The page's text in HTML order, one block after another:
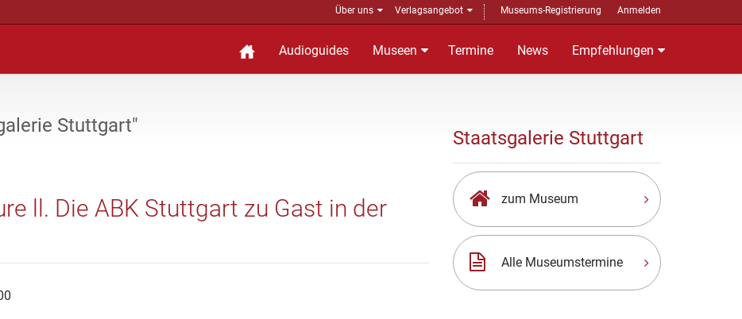
Über uns Verlagsangebot Museums-Registrierung Anmelden
Audioguides Museen Termine News Empfehlungen
Stuttgart"
ll. Die ABK Stuttgart zu Gast in der
Staatsgalerie Stuttgart
zum Museum
Alle Museumstermine